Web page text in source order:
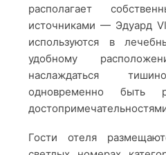
располагает
источниками — Эдуард
используются в
удобному
наслаждаться
одновременно быть
Гости отеля